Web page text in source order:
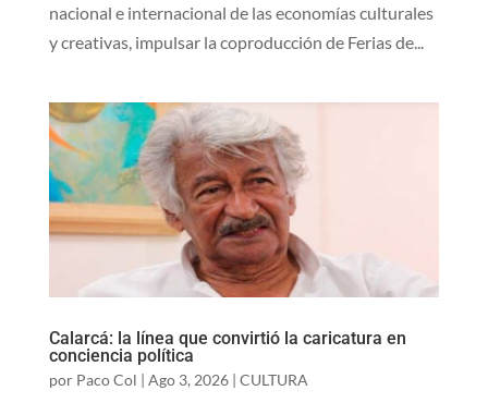
nacional e internacional de las economías culturales
y creativas, impulsar la coproducción de Ferias de...
Calarcá: la línea que convirtió la caricatura en
conciencia política
por Paco Col | Ago 3, 2026| CULTURA